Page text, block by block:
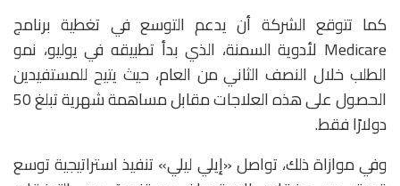
كما تتوقع الشركة أن يدعم التوسع في تغطية برنامج
Medicare لأدوية السمنة، الذي بدأ تطبيقه في يوليو، نمو
الطلب خلال النصف الثاني من العام، حيث يتيح للمستفيدين
الحصول على هذه العلاجات مقابل مساهمة شهرية تبلغ 50
دولارًا فقط.
وفي موازاة ذلك، تواصل «إيلي ليلي» تنفيذ استراتيجية توسع